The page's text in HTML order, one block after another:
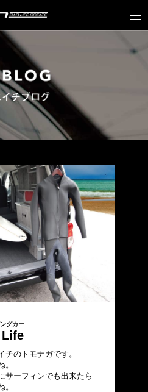
グカー
チのトモナガです。
サーフィンでも出来たら